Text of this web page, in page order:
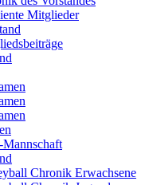
Mitglieder
Chronik Erwachsene